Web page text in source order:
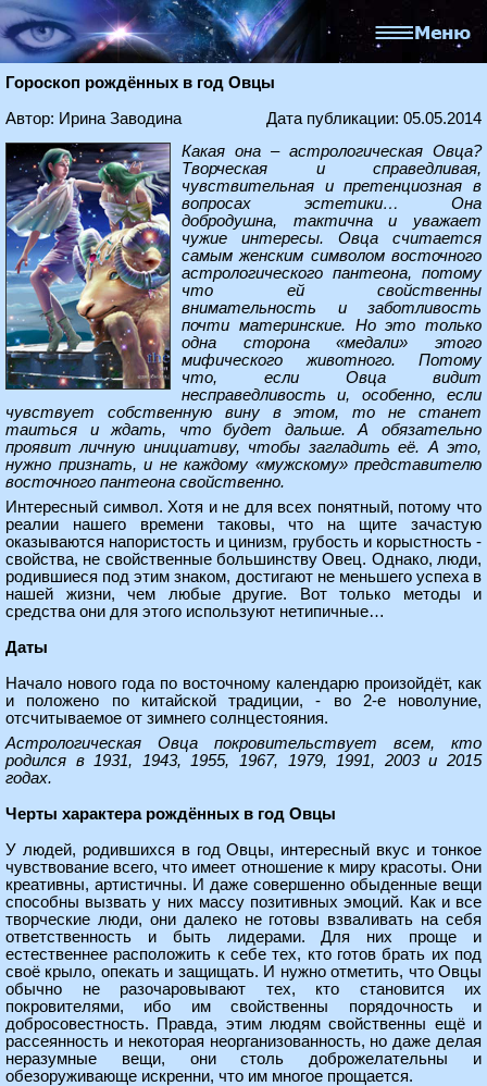
Гороскоп рождённых в год Овцы
Автор: Ирина Заводина
Дата публикации: 05.05.2014
Какая она – астрологическая Овца?
Творческая и справедливая,
чувствительная и претенциозная в
вопросах эстетики… Она
добродушна, тактична и уважает
чужие интересы. Овца считается
самым женским символом восточного
астрологического пантеона, потому
что ей свойственны
внимательность и заботливость
почти материнские. Но это только
одна сторона «медали» этого
мифического животного. Потому
что, если Овца видит
несправедливость и, особенно, если
чувствует собственную вину в этом, то не станет
таиться и ждать, что будет дальше. А обязательно
проявит личную инициативу, чтобы загладить её. А это,
нужно признать, и не каждому «мужскому» представителю
восточного пантеона свойственно.
Интересный символ. Хотя и не для всех понятный, потому что
реалии нашего времени таковы, что на щите зачастую
оказываются напористость и цинизм, грубость и корыстность -
свойства, не свойственные большинству Овец. Однако, люди,
родившиеся под этим знаком, достигают не меньшего успеха в
нашей жизни, чем любые другие. Вот только методы и
средства они для этого используют нетипичные…
Даты
Начало нового года по восточному календарю произойдёт, как
и положено по китайской традиции, - во 2-е новолуние,
отсчитываемое от зимнего солнцестояния.
Астрологическая Овца покровительствует всем, кто
родился в 1931, 1943, 1955, 1967, 1979, 1991, 2003 и 2015
годах.
Черты характера рождённых в год Овцы
У людей, родившихся в год Овцы, интересный вкус и тонкое
чувствование всего, что имеет отношение к миру красоты. Они
креативны, артистичны. И даже совершенно обыденные вещи
способны вызвать у них массу позитивных эмоций. Как и все
творческие люди, они далеко не готовы взваливать на себя
ответственность и быть лидерами. Для них проще и
естественнее расположить к себе тех, кто готов брать их под
своё крыло, опекать и защищать. И нужно отметить, что Овцы
обычно не разочаровывают тех, кто становится их
покровителями, ибо им свойственны порядочность и
добросовестность. Правда, этим людям свойственны ещё и
рассеянность и некоторая неорганизованность, но даже делая
неразумные вещи, они столь доброжелательны и
обезоруживающе искренни, что им многое прощается.